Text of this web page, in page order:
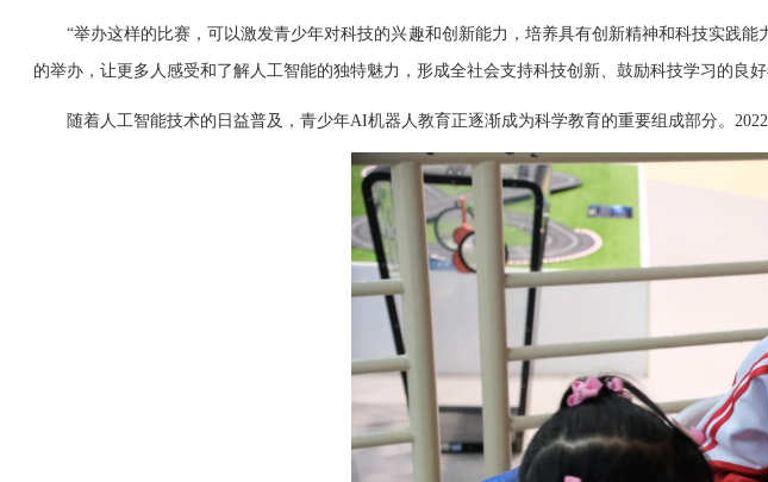
“举办这样的比赛，可以激发青少年对科技的兴趣和创新能力，培养具有创新精神和科技实践能
的举办，让更多人感受和了解人工智能的独特魅力，形成全社会支持科技创新、鼓励科技学习的良好
随着人工智能技术的日益普及，青少年AI机器人教育正逐渐成为科学教育的重要组成部分。